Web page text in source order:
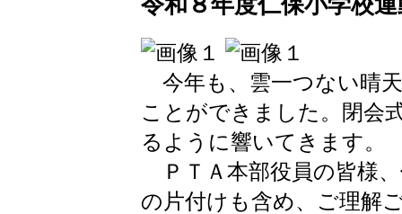
今年も、雲一つない晴
ことができました。閉会
るように響いてきます。
ＰＴＡ本部役員の皆様
の片付けも含め、ご理解